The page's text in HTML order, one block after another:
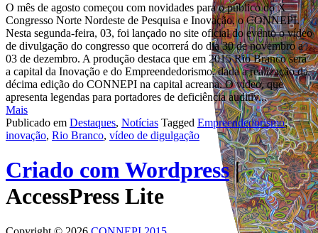
O mês de agosto começou com novidades para o público do X
Congresso Norte Nordeste de Pesquisa e Inovação, o CONNEPI.
Nesta segunda-feira, 03, foi lançado no site oficial do evento o vídeo
de divulgação do congresso que ocorrerá do dia 30 de novembro a
03 de dezembro. A produção destaca que em 2015 Rio Branco será
a capital da Inovação e do Empreendedorismo, dada a realização da
décima edição do CONNEPI na capital acreana. O vídeo, que
apresenta legendas para portadores de deficiência auditiv...
Mais
Publicado em Destaques, Notícias Tagged Empreendedorismo,
inovação, Rio Branco, vídeo de digulgação
Criado com Wordpress |
AccessPress Lite